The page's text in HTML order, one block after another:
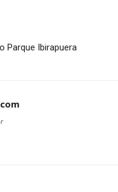
Parque Ibirapuera